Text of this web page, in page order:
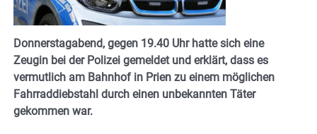
Donnerstagabend, gegen 19.40 Uhr hatte sich eine
Zeugin bei der Polizei gemeldet und erklärt, dass es
vermutlich am Bahnhof in Prien zu einem möglichen
Fahrraddiebstahl durch einen unbekannten Täter
gekommen war.